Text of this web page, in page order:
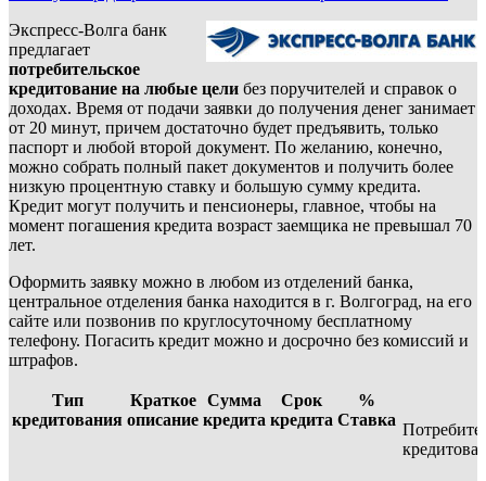
Экспресс-Волга банк
предлагает
потребительское
кредитование на любые цели без поручителей и справок о
доходах. Время от подачи заявки до получения денег занимает
от 20 минут, причем достаточно будет предъявить, только
паспорт и любой второй документ. По желанию, конечно,
можно собрать полный пакет документов и получить более
низкую процентную ставку и большую сумму кредита.
Кредит могут получить и пенсионеры, главное, чтобы на
момент погашения кредита возраст заемщика не превышал 70
лет.
Оформить заявку можно в любом из отделений банка,
центральное отделения банка находится в г. Волгоград, на его
сайте или позвонив по круглосуточному бесплатному
телефону. Погасить кредит можно и досрочно без комиссий и
штрафов.
Тип
кредитования
Краткое
описание
Сумма
кредита
Срок
кредита
%
Ставка